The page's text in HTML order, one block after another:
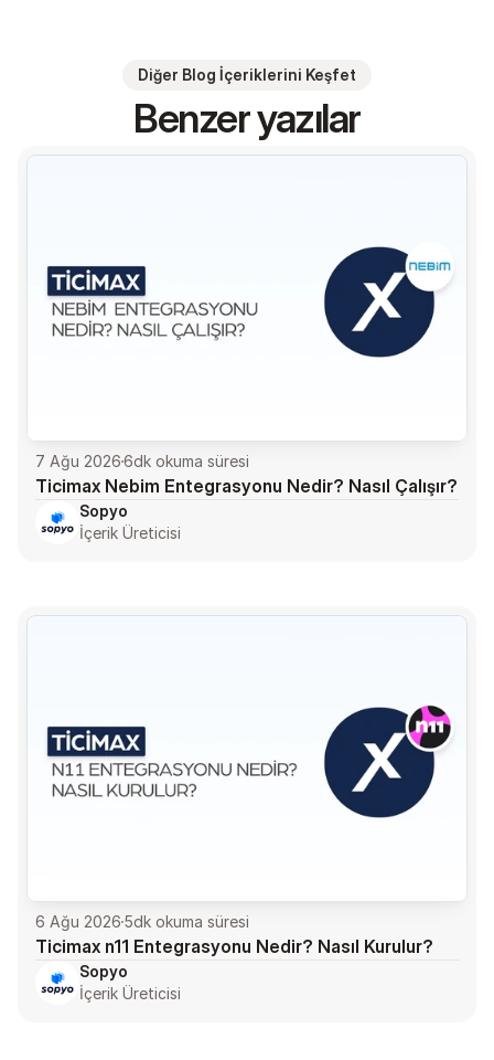
Diğer Blog İçeriklerini Keşfet
Benzer yazılar
7 Ağu 20266dk okuma süresi
Ticimax Nebim Entegrasyonu Nedir? Nasıl Çalışır?
Sopyo
İçerik Üreticisi
6 Ağu 2026 5dk okuma süresi
Ticimax n11 Entegrasyonu Nedir? Nasıl Kurulur?
Sopyo
İçerik Üreticisi